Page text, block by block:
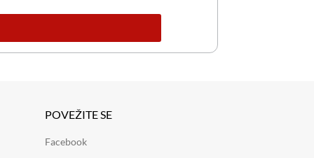
POVEŽITE SE
Facebook